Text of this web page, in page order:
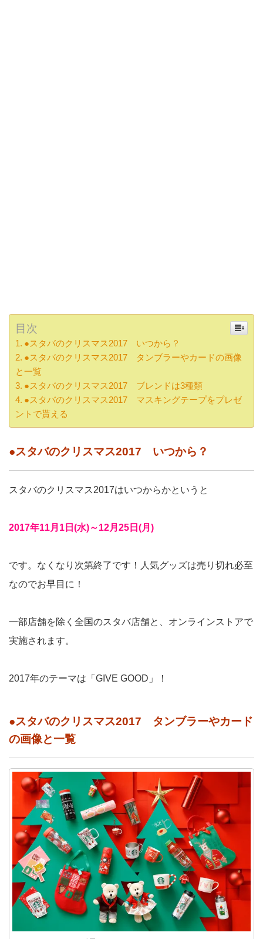
目次
●スタバのクリスマス2017 いつから？
●スタバのクリスマス2017 タンブラーやカードの画像
と一覧
●スタバのクリスマス2017 ブレンドは3種類
●スタバのクリスマス2017 マスキングテープをプレゼ
ントで貰える
●スタバのクリスマス2017 いつから？
スタバのクリスマス2017はいつからかというと
2017年11月1日(水)～12月25日(月)
です。なくなり次第終了です！人気グッズは売り切れ必至
なのでお早目に！
一部店舗を除く全国のスタバ店舗と、オンラインストアで
実施されます。
2017年のテーマは「GIVE GOOD」！
●スタバのクリスマス2017 タンブラーやカード
の画像と一覧